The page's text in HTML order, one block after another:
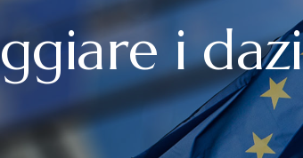
i dazi